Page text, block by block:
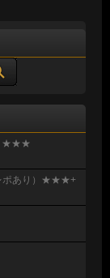
★★★
レポあり）★★★+